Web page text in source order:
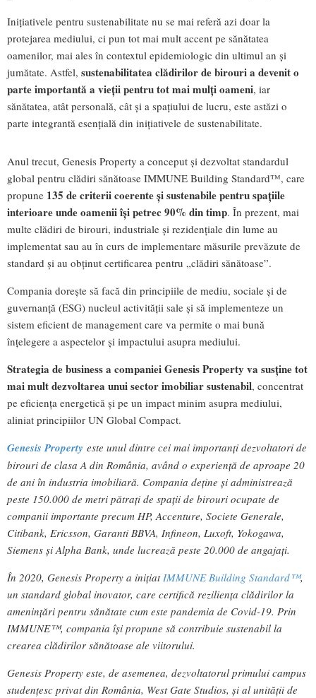
Inițiativele pentru sustenabilitate nu se mai referă azi doar la
protejarea mediului, ci pun tot mai mult accent pe sănătatea
oamenilor, mai ales în contextul epidemiologic din ultimul an și
jumătate. Astfel, sustenabilitatea clădirilor de birouri a devenit o
parte importantă a vieții pentru tot mai mulți oameni, iar
sănătatea, atât personală, cât și a spațiului de lucru, este astăzi o
parte integrantă esențială din inițiativele de sustenabilitate.
Anul trecut, Genesis Property a conceput și dezvoltat standardul
global pentru clădiri sănătoase IMMUNE Building Standard™, care
propune 135 de criterii coerente și sustenabile pentru spațiile
interioare unde oamenii își petrec 90% din timp. În prezent, mai
multe clădiri de birouri, industriale și rezidențiale din lume au
implementat sau au în curs de implementare măsurile prevăzute de
standard și au obținut certificarea pentru „clădiri sănătoase”.
Compania dorește să facă din principiile de mediu, sociale și de
guvernanță (ESG) nucleul activității sale și să implementeze un
sistem eficient de management care va permite o mai bună
înțelegere a aspectelor și impactului asupra mediului.
Strategia de business a companiei Genesis Property va susține tot
mai mult dezvoltarea unui sector imobiliar sustenabil, concentrat
pe eficiența energetică și pe un impact minim asupra mediului,
aliniat principiilor UN Global Compact.
Genesis Property este unul dintre cei mai importanți dezvoltatori de
birouri de clasa A din România, având o experiență de aproape 20
de ani în industria imobiliară. Compania deține și administrează
peste 150.000 de metri pătrați de spații de birouri ocupate de
companii importante precum HP, Accenture, Societe Generale,
Citibank, Ericsson, Garanti BBVA, Infineon, Luxoft, Yokogawa,
Siemens și Alpha Bank, unde lucrează peste 20.000 de angajați.
În 2020, Genesis Property a inițiatIMMUNE Building Standard™,
un standard global inovator, care certifică reziliența clădirilor la
amenințări pentru sănătate cum este pandemia de Covid-19. Prin
IMMUNE™, compania își propune să contribuie sustenabil la
crearea clădirilor sănătoase ale viitorului.
Genesis Property este, de asemenea, dezvoltatorul primului campus
studențesc privat din România, West Gate Studios, și al unității de